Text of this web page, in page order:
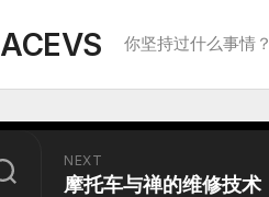
ACEVS 你坚持过什么事情？
NEXT
摩托车与禅的维修技术